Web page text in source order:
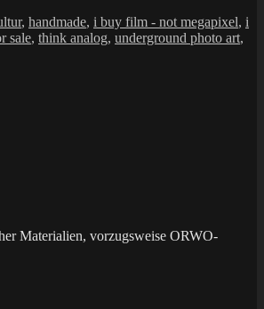
, handmade, i buy film - not megapixel, i
sale, think analog, underground photo art,
Materialien, vorzugsweise ORWO-